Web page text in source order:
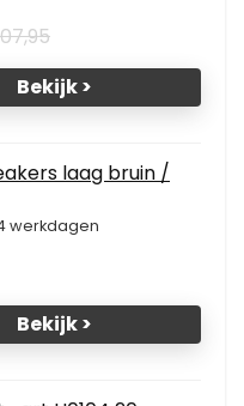
Bekijk >
laag bruin /
werkdagen
Bekijk >